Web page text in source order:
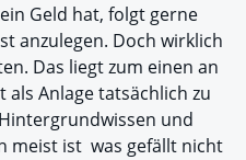
Geld hat, folgt gerne
anzulegen. Doch wirklich
Das liegt zum einen an
Anlage tatsächlich zu
und
meist ist was gefällt nicht